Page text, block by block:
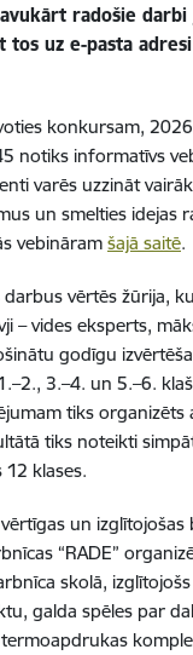
radošie darbi
tos uz e-pasta adresi
konkursam,
notiks informatīvs
varēs uzzināt
un smelties idejas
vebināram šajā saitē.
vērtēs žūrija,
– vides eksperts,
godīgu
3.–4. un 5.–6.
tiks organizēts
tiks noteikti
12 klases.
un izglītojošas
“RADE”
skolā,
galda spēles par